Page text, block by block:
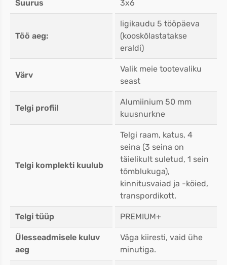
Suurus 3x6
Töö aeg:
ligikaudu 5 tööpäeva
(kooskõlastatakse
eraldi)
Värv
Valik meie tootevaliku
seast
Telgi profiil
Alumiinium 50 mm
kuusnurkne
Telgi komplekti kuulub
Telgi raam, katus, 4
seina (3 seina on
täielikult suletud, 1 sein
tõmblukuga),
kinnitusvaiad ja -köied,
transpordikott.
Telgi tüüp PREMIUM+
Ülesseadmisele kuluv
aeg
Väga kiiresti, vaid ühe
minutiga.